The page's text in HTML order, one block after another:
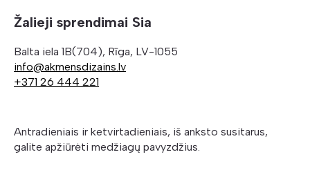
Žalieji sprendimai Sia
Balta iela 1B(704), Rīga, LV-1055
info@akmensdizains.lv
+371 26 444 221
Antradieniais ir ketvirtadieniais, iš anksto susitarus,
galite apžiūrėti medžiagų pavyzdžius.